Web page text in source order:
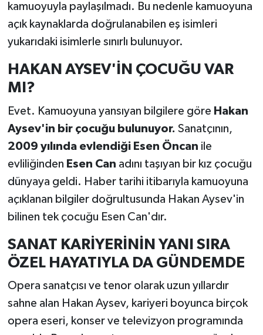
kamuoyuyla paylaşılmadı. Bu nedenle kamuoyuna
açık kaynaklarda doğrulanabilen eş isimleri
yukarıdaki isimlerle sınırlı bulunuyor.
HAKAN AYSEV'İN ÇOCUĞU VAR
MI?
Evet. Kamuoyuna yansıyan bilgilere göre Hakan
Aysev'in bir çocuğu bulunuyor. Sanatçının,
2009 yılında evlendiği Esen Öncan ile
evliliğinden Esen Can adını taşıyan bir kız çocuğu
dünyaya geldi. Haber tarihi itibarıyla kamuoyuna
açıklanan bilgiler doğrultusunda Hakan Aysev'in
bilinen tek çocuğu Esen Can'dır.
SANAT KARİYERİNİN YANI SIRA
ÖZEL HAYATIYLA DA GÜNDEMDE
Opera sanatçısı ve tenor olarak uzun yıllardır
sahne alan Hakan Aysev, kariyeri boyunca birçok
opera eseri, konser ve televizyon programında